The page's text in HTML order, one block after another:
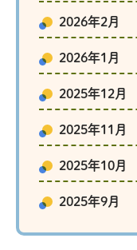
2026年2月
2026年1月
2025年12月
2025年11月
2025年10月
2025年9月